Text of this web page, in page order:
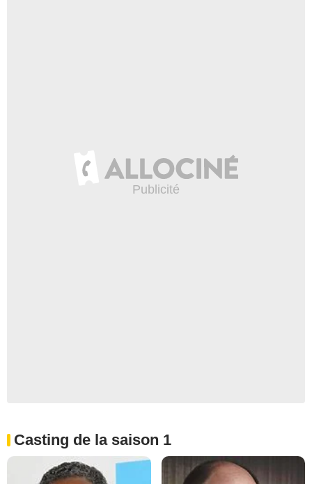
Casting de la saison 1